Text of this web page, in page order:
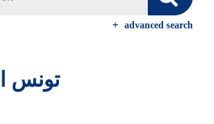
advanced search
تونس